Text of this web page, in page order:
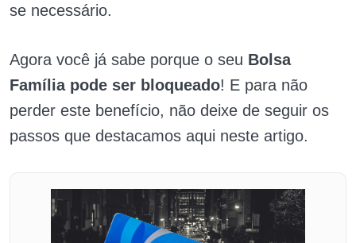
se necessário.
Agora você já sabe porque o seu Bolsa
Família pode ser bloqueado! E para não
perder este benefício, não deixe de seguir os
passos que destacamos aqui neste artigo.